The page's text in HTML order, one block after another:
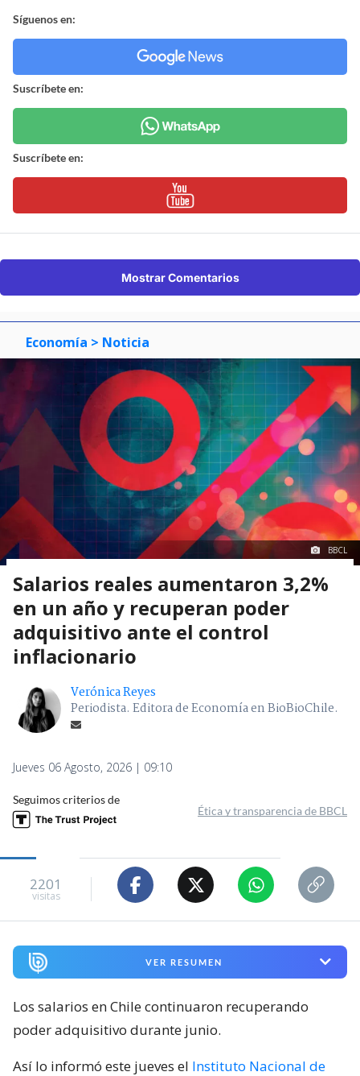
Síguenos en:
Suscríbete en:
Suscríbete en:
Mostrar Comentarios
Economía > Noticia
BBCL
Salarios reales aumentaron 3,2%
en un año y recuperan poder
adquisitivo ante el control
inflacionario
Verónica Reyes
Periodista. Editora de Economía en BioBioChile.
Jueves 06 Agosto, 2026 | 09:10
Seguimos criterios de
Ética y transparencia de BBCL
2201
visitas
VER RESUMEN
Los salarios en Chile continuaron recuperando
poder adquisitivo durante junio.
Así lo informó este jueves el Instituto Nacional de